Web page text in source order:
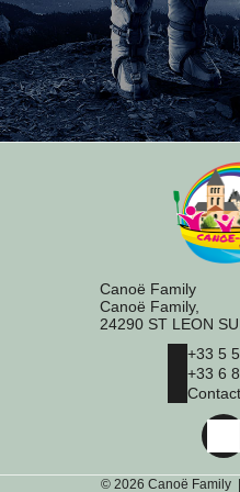
Canoë Family
Canoë Family,
24290 ST LEON
+33 5
+33 6
© 2026 Canoë Family